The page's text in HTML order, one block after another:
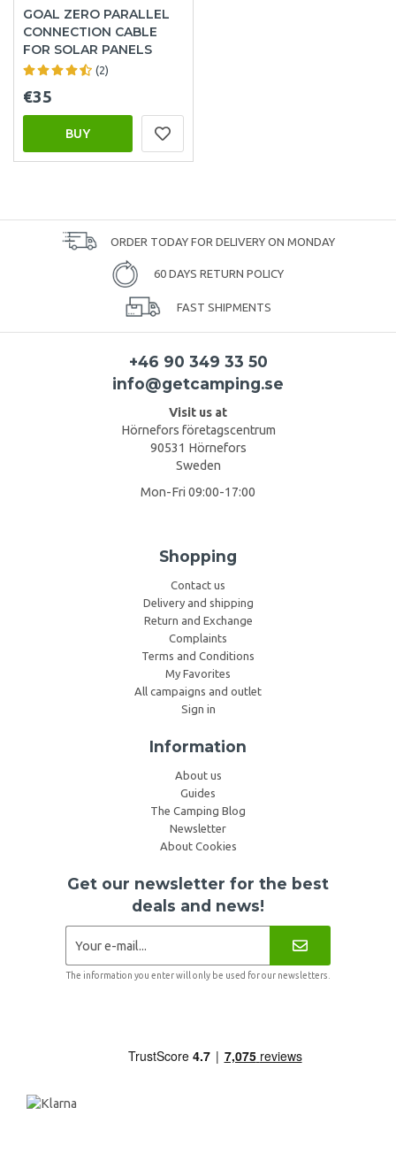
GOAL ZERO PARALLEL
CONNECTION CABLE
FOR SOLAR PANELS
(2)
€35
BUY
ORDER TODAY FOR DELIVERY ON MONDAY
60 DAYS RETURN POLICY
FAST SHIPMENTS
+46 90 349 33 50
info@getcamping.se
Visit us at
Hörnefors företagscentrum
90531 Hörnefors
Sweden
Mon-Fri 09:00-17:00
Shopping
Contact us
Delivery and shipping
Return and Exchange
Complaints
Terms and Conditions
My Favorites
All campaigns and outlet
Sign in
Information
About us
Guides
The Camping Blog
Newsletter
About Cookies
Get our newsletter for the best
deals and news!
The information you enter will only be used for our newsletters.